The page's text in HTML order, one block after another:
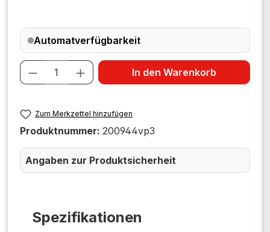
Spezifikationen
Automatverfügbarkeit
Produkt Anzahl: Gib den
In den Warenkorb
Zum Merkzettel hinzufügen
Produktnummer: 200944vp3
Angaben zur Produktsicherheit